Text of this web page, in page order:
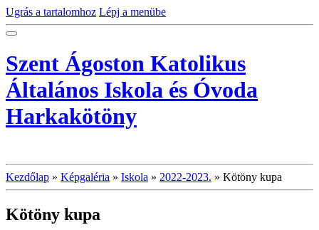
Ugrás a tartalomhoz Lépj a menübe
Szent Ágoston Katolikus
Általános Iskola és Óvoda
Harkakötöny
Kezdőlap » Képgaléria » Iskola » 2022-2023. » Kötöny kupa
Kötöny kupa